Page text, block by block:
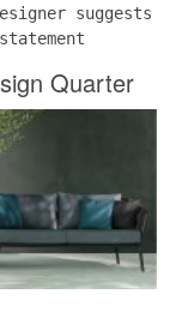
suggests
Quarter